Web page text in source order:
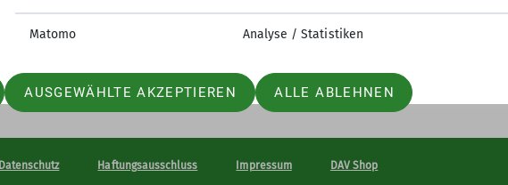
Datenschutz Haftungsausschluss Impressum DAV Shop
Matomo Analyse / Statistiken
AUSGEWÄHLTE AKZEPTIEREN ALLE ABLEHNEN